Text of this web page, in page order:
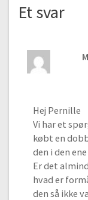
Et svar
Hej Pernille
Vi har et
købt en
den i den
Er det
hvad er
den så ikke